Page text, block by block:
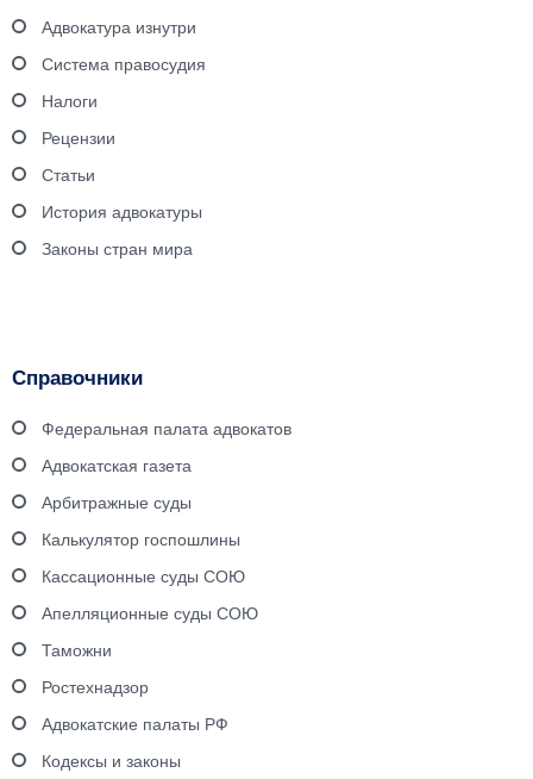
Адвокатура изнутри
Система правосудия
Налоги
Рецензии
Статьи
История адвокатуры
Законы стран мира
Справочники
Федеральная палата адвокатов
Адвокатская газета
Арбитражные суды
Калькулятор госпошлины
Кассационные суды СОЮ
Апелляционные суды СОЮ
Таможни
Ростехнадзор
Адвокатские палаты РФ
Кодексы и законы